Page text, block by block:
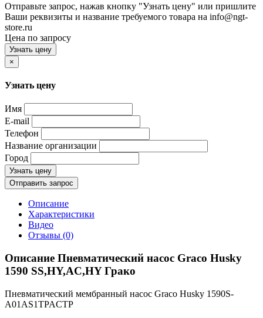
Отправьте запрос, нажав кнопку "Узнать цену" или пришлите
Ваши реквизиты и название требуемого товара на info@ngt-
store.ru
Цена по запросу
Узнать цену
×
Узнать цену
Имя
E-mail
Телефон
Название организации
Город
Узнать цену
Отправить запрос
Описание
Характеристики
Видео
Отзывы (0)
Описание Пневматический насос Graco Husky
1590 SS,HY,AC,HY Грако
Пневматический мембранный насос Graco Husky 1590S-
A01AS1TPACTP